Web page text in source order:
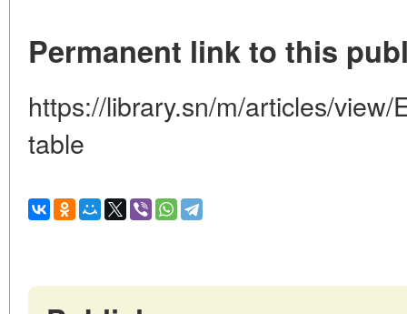
Permanent link to this
https://library.sn/m/articles/
table